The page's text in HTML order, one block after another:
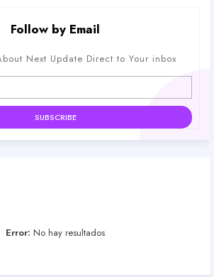
Follow by Email
Next Update Direct to Your inbox
Error: No hay resultados